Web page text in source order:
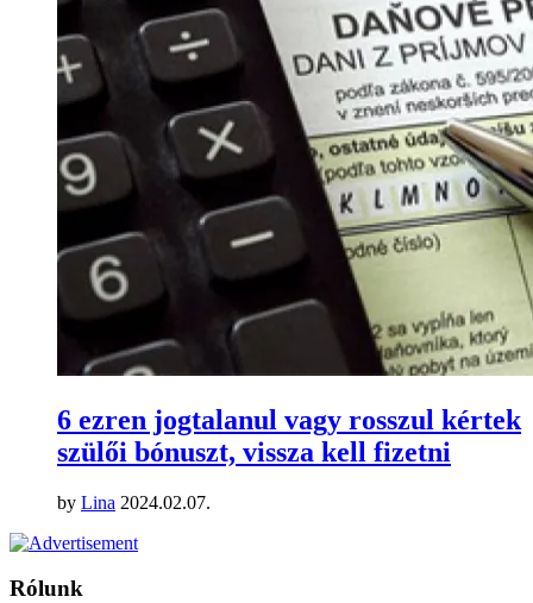
6 ezren jogtalanul vagy rosszul kértek
szülői bónuszt, vissza kell fizetni
by Lina 2024.02.07.
Rólunk